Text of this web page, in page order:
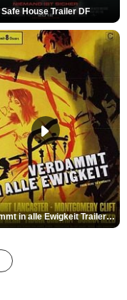
Safe House Trailer DF
Verdammt in alle Ewigkeit Trailer OV